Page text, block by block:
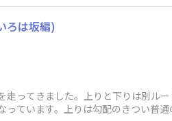
ろは坂編)
走ってきました。上りと下りは別ル
っています。上りは勾配のきつい普